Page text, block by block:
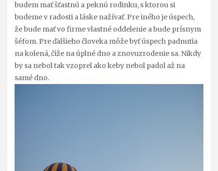
budem mať šťastnú a peknú rodinku, s ktorou si
budeme v radosti a láske nažívať. Pre iného je úspech,
že bude mať vo firme vlastné oddelenie a bude prísnym
šéfom. Pre ďalšieho človeka môže byť úspech padnutia
na kolená, čiže na úplné dno a znovuzrodenie sa. Nikdy
by sa nebol tak vzoprel ako keby nebol padol až na
samé dno.